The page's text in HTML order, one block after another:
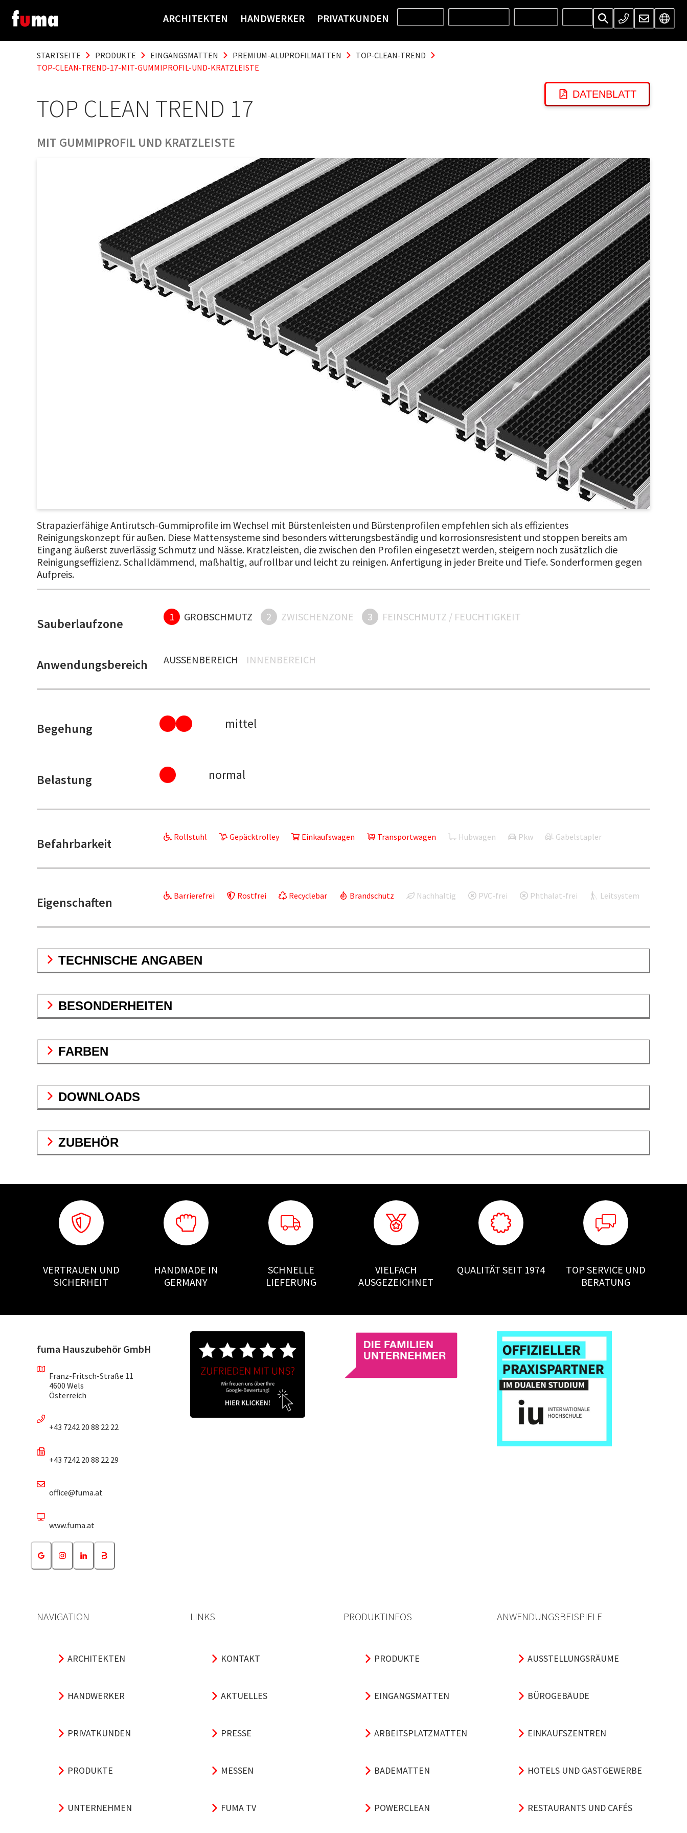
ARCHITEKTEN HANDWERKER PRIVATKUNDEN
STARTSEITE PRODUKTE EINGANGSMATTEN PREMIUM-ALUPROFILMATTEN
TOP-CLEAN-TREND
TOP-CLEAN-TREND-17-MIT-GUMMIPROFIL-UND-KRATZLEISTE
TOP CLEAN TREND 17
MIT GUMMIPROFIL UND KRATZLEISTE
DATENBLATT
Strapazierfähige Antirutsch-Gummiprofile im Wechsel mit Bürstenleisten und Bürstenprofilen empfehlen sich als effizientes
Reinigungskonzept für außen. Diese Mattensysteme sind besonders witterungsbeständig und korrosionsresistent und stoppen bereits am
Eingang äußerst zuverlässig Schmutz und Nässe. Kratzleisten, die zwischen den Profilen eingesetzt werden, steigern noch zusätzlich die
Reinigungseffizienz. Schalldämmend, maßhaltig, aufrollbar und leicht zu reinigen. Anfertigung in jeder Breite und Tiefe. Sonderformen gegen
Aufpreis.
Sauberlaufzone 1 GROBSCHMUTZ 2 ZWISCHENZONE 3 FEINSCHMUTZ / FEUCHTIGKEIT
Anwendungsbereich AUSSENBEREICH INNENBEREICH
Begehung mittel
Belastung normal
Befahrbarkeit Rollstuhl Gepäcktrolley Einkaufswagen Transportwagen Hubwagen Pkw Gabelstapler
Eigenschaften Barrierefrei Rostfrei Recyclebar Brandschutz Nachhaltig PVC-frei Phthalat-frei Leitsystem
TECHNISCHE ANGABEN
BESONDERHEITEN
FARBEN
DOWNLOADS
ZUBEHÖR
VERTRAUEN UND
SICHERHEIT
HANDMADE IN
GERMANY
SCHNELLE
LIEFERUNG
VIELFACH
AUSGEZEICHNET
QUALITÄT SEIT 1974
TOP SERVICE UND
BERATUNG
fuma Hauszubehör GmbH
Franz-Fritsch-Straße 11
4600 Wels
Österreich
+43 7242 20 88 22 22
+43 7242 20 88 22 29
office@fuma.at
www.fuma.at
NAVIGATION
ARCHITEKTEN
HANDWERKER
PRIVATKUNDEN
PRODUKTE
UNTERNEHMEN
LINKS
KONTAKT
AKTUELLES
PRESSE
MESSEN
FUMA TV
PRODUKTINFOS
PRODUKTE
EINGANGSMATTEN
ARBEITSPLATZMATTEN
BADEMATTEN
POWERCLEAN
ANWENDUNGSBEISPIELE
AUSSTELLUNGSRÄUME
BÜROGEBÄUDE
EINKAUFSZENTREN
HOTELS UND GASTGEWERBE
RESTAURANTS UND CAFÉS